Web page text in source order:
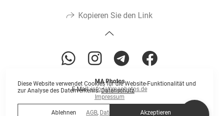
Kopieren Sie den Link
MA Photos
E-Mail:info (at)maphotos.de
Impressum
AGB, Datenschutz
Diese Website verwendet Cookies für die Website-Funktionalität und
zur Analyse des Datenverkehrs.Datenschutz
Ablehnen Akzeptieren